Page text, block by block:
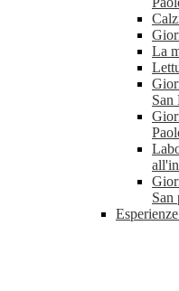
La
San
San